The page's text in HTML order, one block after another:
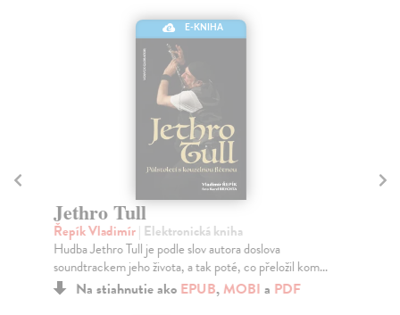
E-KNIHA
Jethro Tull
Řepík Vladimír| Elektronická kniha
Hudba Jethro Tull je podle slov autora doslova
soundtrackem jeho života, a tak poté, co přeložil kom...
Na stiahnutie ako EPUB,MOBI a PDF